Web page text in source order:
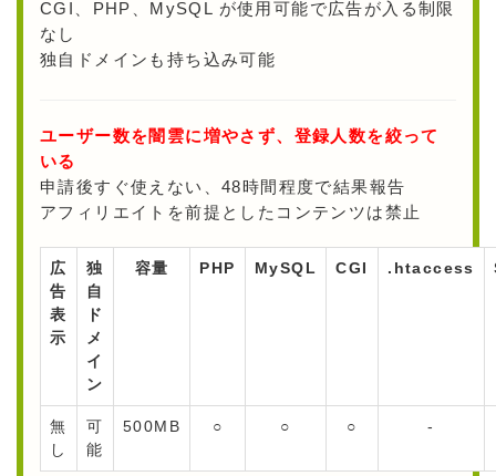
CGI、PHP、MySQL が使用可能で広告が入る制限
なし
独自ドメインも持ち込み可能
ユーザー数を闇雲に増やさず、登録人数を絞って
いる
申請後すぐ使えない、48時間程度で結果報告
アフィリエイトを前提としたコンテンツは禁止
広
告
表
示
独
自
ド
メ
イ
ン
容量 PHP MySQL CGI .htaccess
無
し
可
能
500MB ○ ○ ○ -